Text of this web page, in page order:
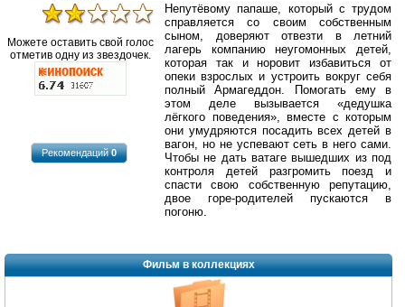
Можете оставить свой голос
отметив одну из звездочек.
Рекомендаций0
Непутёвому папаше, который с трудом
справляется со своим собственным
сыном, доверяют отвезти в летний
лагерь компанию неугомонных детей,
которая так и норовит избавиться от
опеки взрослых и устроить вокруг себя
полный Армагеддон. Помогать ему в
этом деле вызывается «дедушка
лёгкого поведения», вместе с которым
они умудряются посадить всех детей в
вагон, но не успевают сеть в него сами.
Чтобы не дать ватаге вышедших из под
контроля детей разгромить поезд и
спасти свою собственную репутацию,
двое горе-родителей пускаются в
погоню.
Фильм в коллекциях